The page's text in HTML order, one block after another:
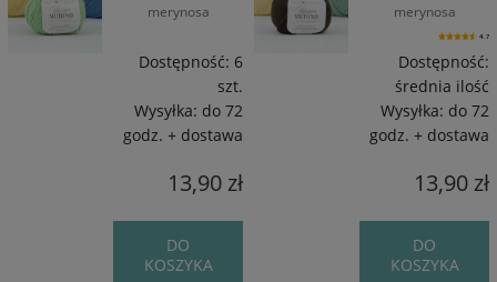
merynosa
50 g
Dostępność: 6
szt.
Wysyłka: do 72
godz. + dostawa
13,90 zł
DO
KOSZYKA
merynosa
superwash / 55 m /
50 g
4.7
Dostępność:
średnia ilość
Wysyłka: do 72
godz. + dostawa
13,90 zł
DO
KOSZYKA